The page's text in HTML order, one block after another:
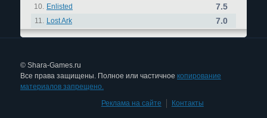
10. Enlisted 7.5
11. Lost Ark 7.0
© Shara-Games.ru
Все права защищены. Полное или частичное копирование
материалов запрещено.
Реклама на сайте
Контакты